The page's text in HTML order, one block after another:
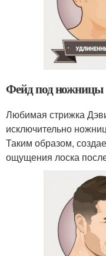
Фейд под ножницы
Любимая стрижка
исключительно
Таким образом,
ощущения лоска